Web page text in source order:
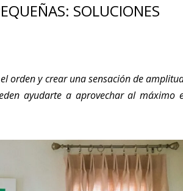
SOLUCIONES
orden y crear una sensación de
ayudarte a aprovechar al máximo